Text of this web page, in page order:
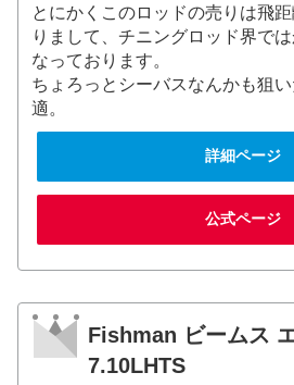
とにかくこのロッドの売りは飛
りまして、チニングロッド界で
なっております。
ちょろっとシーバスなんかも狙
適。
詳細ページ
公式ページ
Fishman ビームス
7.10LHTS